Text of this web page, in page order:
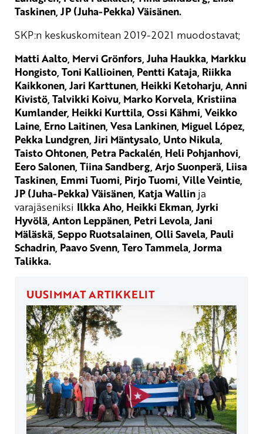
Taskinen, JP (Juha-Pekka) Väisänen.
SKP:n keskuskomitean 2019-2021 muodostavat;
Matti Aalto, Mervi Grönfors, Juha Haukka, Markku
Hongisto, Toni Kallioinen, Pentti Kataja, Riikka
Kaikkonen, Jari Karttunen, Heikki Ketoharju, Anni
Kivistö, Talvikki Koivu, Marko Korvela, Kristiina
Kumlander, Heikki Kurttila, Ossi Kähmi, Veikko
Laine, Erno Laitinen, Vesa Lankinen, Miguel López,
Pekka Lundgren, Jiri Mäntysalo, Unto Nikula,
Taisto Ohtonen, Petra Packalén, Heli Pohjanhovi,
Eero Salonen, Tiina Sandberg, Arjo Suonperä, Liisa
Taskinen, Emmi Tuomi, Pirjo Tuomi, Ville Veintie,
JP (Juha-Pekka) Väisänen, Katja Wallin ja
varajäseniksi Ilkka Aho, Heikki Ekman, Jyrki
Hyvölä, Anton Leppänen, Petri Levola, Jani
Mäläskä, Seppo Ruotsalainen, Olli Savela, Pauli
Schadrin, Paavo Svenn, Tero Tammela, Jorma
Talikka.
UUSIMMAT ARTIKKELIT